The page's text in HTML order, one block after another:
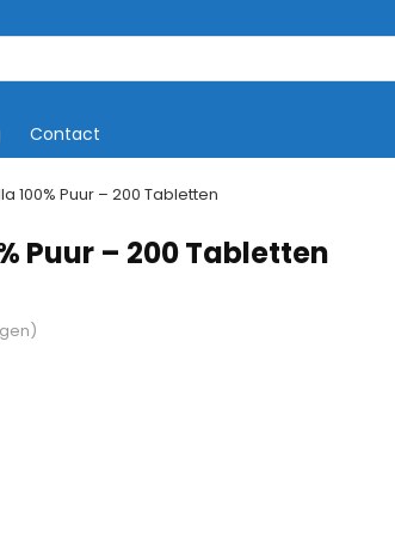
Contact
100% Puur – 200 Tabletten
Puur – 200 Tabletten